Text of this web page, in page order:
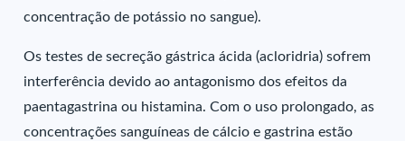
concentração de potássio no sangue).
Os testes de secreção gástrica ácida (acloridria) sofrem
interferência devido ao antagonismo dos efeitos da
paentagastrina ou histamina. Com o uso prolongado, as
concentrações sanguíneas de cálcio e gastrina estão